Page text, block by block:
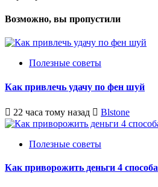
Возможно, вы пропустили
Полезные советы
Как привлечь удачу по фен шуй
22 часа тому назад Blstone
Полезные советы
Как приворожить деньги 4 способа